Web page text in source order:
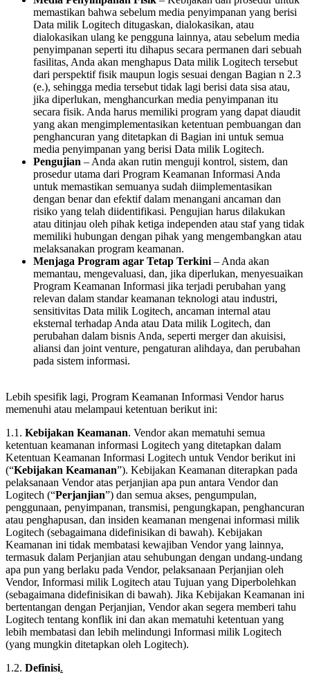
memastikan bahwa sebelum media penyimpanan yang berisi
Data milik Logitech ditugaskan, dialokasikan, atau
dialokasikan ulang ke pengguna lainnya, atau sebelum media
penyimpanan seperti itu dihapus secara permanen dari sebuah
fasilitas, Anda akan menghapus Data milik Logitech tersebut
dari perspektif fisik maupun logis sesuai dengan Bagian n 2.3
(e.), sehingga media tersebut tidak lagi berisi data sisa atau,
jika diperlukan, menghancurkan media penyimpanan itu
secara fisik. Anda harus memiliki program yang dapat diaudit
yang akan mengimplementasikan ketentuan pembuangan dan
penghancuran yang ditetapkan di Bagian ini untuk semua
media penyimpanan yang berisi Data milik Logitech.
Pengujian – Anda akan rutin menguji kontrol, sistem, dan
prosedur utama dari Program Keamanan Informasi Anda
untuk memastikan semuanya sudah diimplementasikan
dengan benar dan efektif dalam menangani ancaman dan
risiko yang telah diidentifikasi. Pengujian harus dilakukan
atau ditinjau oleh pihak ketiga independen atau staf yang tidak
memiliki hubungan dengan pihak yang mengembangkan atau
melaksanakan program keamanan.
Menjaga Program agar Tetap Terkini – Anda akan
memantau, mengevaluasi, dan, jika diperlukan, menyesuaikan
Program Keamanan Informasi jika terjadi perubahan yang
relevan dalam standar keamanan teknologi atau industri,
sensitivitas Data milik Logitech, ancaman internal atau
eksternal terhadap Anda atau Data milik Logitech, dan
perubahan dalam bisnis Anda, seperti merger dan akuisisi,
aliansi dan joint venture, pengaturan alihdaya, dan perubahan
pada sistem informasi.
Lebih spesifik lagi, Program Keamanan Informasi Vendor harus
memenuhi atau melampaui ketentuan berikut ini:
1.1. Kebijakan Keamanan. Vendor akan mematuhi semua
ketentuan keamanan informasi Logitech yang ditetapkan dalam
Ketentuan Keamanan Informasi Logitech untuk Vendor berikut ini
(“Kebijakan Keamanan”). Kebijakan Keamanan diterapkan pada
pelaksanaan Vendor atas perjanjian apa pun antara Vendor dan
Logitech (“Perjanjian”) dan semua akses, pengumpulan,
penggunaan, penyimpanan, transmisi, pengungkapan, penghancuran
atau penghapusan, dan insiden keamanan mengenai informasi milik
Logitech (sebagaimana didefinisikan di bawah). Kebijakan
Keamanan ini tidak membatasi kewajiban Vendor yang lainnya,
termasuk dalam Perjanjian atau sehubungan dengan undang-undang
apa pun yang berlaku pada Vendor, pelaksanaan Perjanjian oleh
Vendor, Informasi milik Logitech atau Tujuan yang Diperbolehkan
(sebagaimana didefinisikan di bawah). Jika Kebijakan Keamanan ini
bertentangan dengan Perjanjian, Vendor akan segera memberi tahu
Logitech tentang konflik ini dan akan mematuhi ketentuan yang
lebih membatasi dan lebih melindungi Informasi milik Logitech
(yang mungkin ditetapkan oleh Logitech).
1.2. Definisi.